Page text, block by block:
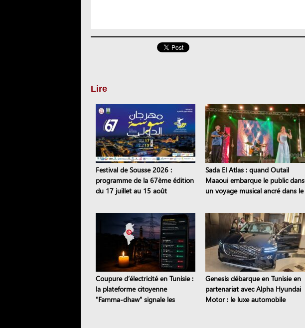
Lire
Festival de Sousse 2026 :
programme de la 67ème édition
du 17 juillet au 15 août
Sada El Atlas : quand Outail
Maaoui embarque le public dans
un voyage musical ancré dans le
Coupure d’électricité en Tunisie :
la plateforme citoyenne
"Famma-dhaw" signale les
Genesis débarque en Tunisie en
partenariat avec Alpha Hyundai
Motor : le luxe automobile